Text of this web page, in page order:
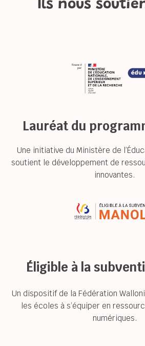
Ils nous
Lauréat du
Une initiative du Ministère de
soutient le développement de
innovantes.
Éligible à la
Un dispositif de la Fédération
les écoles à s’équiper en
numériques.